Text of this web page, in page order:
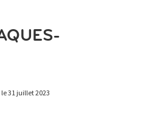
31 juillet 2023